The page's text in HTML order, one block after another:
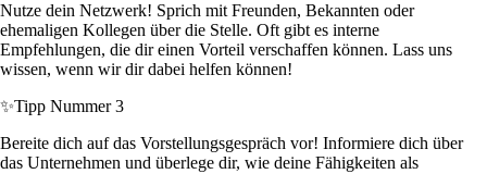
Nutze dein Netzwerk! Sprich mit Freunden, Bekannten oder
ehemaligen Kollegen über die Stelle. Oft gibt es interne
Empfehlungen, die dir einen Vorteil verschaffen können. Lass uns
wissen, wenn wir dir dabei helfen können!
✨Tipp Nummer 3
Bereite dich auf das Vorstellungsgespräch vor! Informiere dich über
das Unternehmen und überlege dir, wie deine Fähigkeiten als